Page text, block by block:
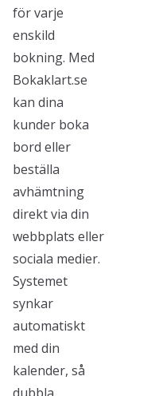
för varje
enskild
bokning. Med
Bokaklart.se
kan dina
kunder boka
bord eller
beställa
avhämtning
direkt via din
webbplats eller
sociala medier.
Systemet
synkar
automatiskt
med din
kalender, så